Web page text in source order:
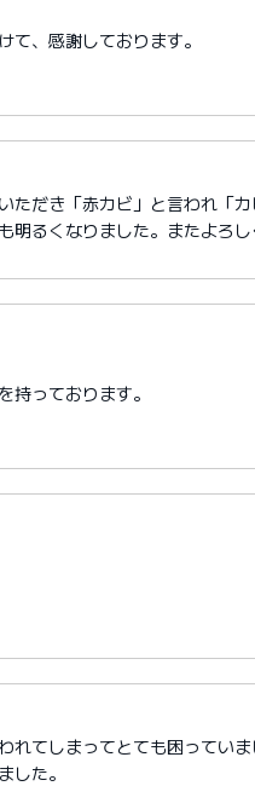
、感謝しております。
ただき「赤カビ」と言われ「
明るくなりました。またよろし
持っております。
てしまってとても困っていま
した。